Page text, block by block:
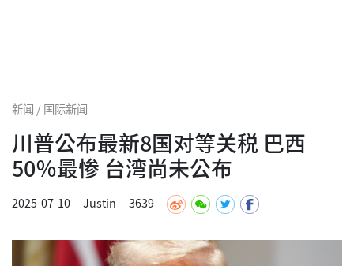
新闻 / 国际新闻
川普公布最新8国对等关税 巴西
50％最惨 台湾尚未公布
2025-07-10 Justin 3639